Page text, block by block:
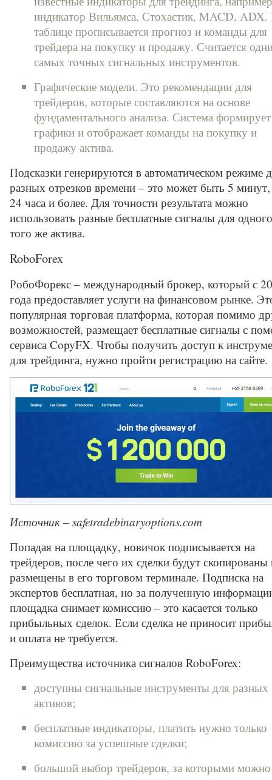
индикатор Вильямса, Стохастик, MACD, ADX.
таблице прописывается прогноз и команды для
трейдера на покупку и продажу. Считается
самых точных сигнальных инструментов.
Графические модели. Это рекомендации для
трейдеров, которые составляются на основе
фундаментального анализа. Система формирует
графики и отображает команды на покупку и
продажу актива.
Подсказки генерируются в автоматическом режиме
разных отрезков времени – это может быть 5 минут,
24 часа и более. Для точности результата можно
использовать разные бесплатные сигналы для
того же актива.
RoboForex
РобоФорекс – международный брокер, который с
года предоставляет услуги на финансовом рынке.
популярная торговая платформа, которая помимо
возможностей, размещает бесплатные сигналы с
сервиса CopyFX. Чтобы получить доступ к
для трейдинга, нужно пройти регистрацию на сайте.
Источник – safetradebinaryoptions.com
Попадая на площадку, новичок подписывается на
трейдеров, после чего их сделки будут скопированы
размещены в его торговом терминале. Подписка на
экспертов бесплатная, но за полученную
площадка снимает комиссию – это касается только
прибыльных сделок. Если сделка не приносит
и оплата не требуется.
Преимущества источника сигналов RoboForex:
доступны сигнальные инструменты для разных
активов;
бесплатные индикаторы, платить нужно только
комиссию за успешные сделки;
большой выбор трейдеров, за которыми можно